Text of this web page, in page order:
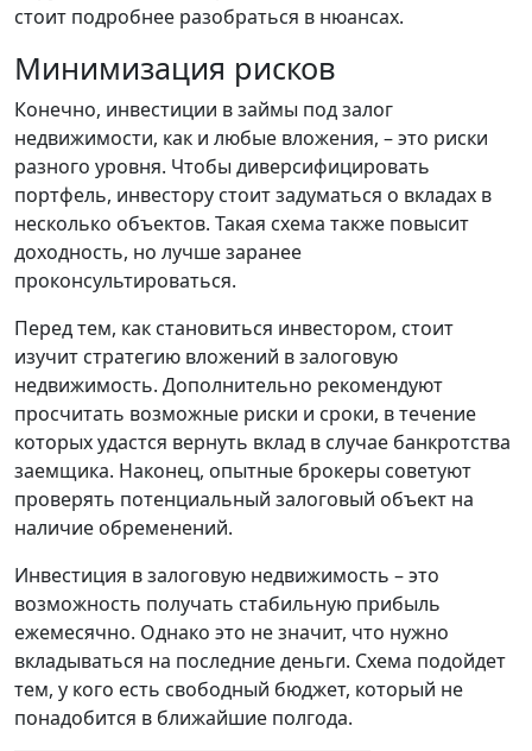
стоит подробнее разобраться в нюансах.
Минимизация рисков
Конечно, инвестиции в займы под залог
недвижимости, как и любые вложения, – это риски
разного уровня. Чтобы диверсифицировать
портфель, инвестору стоит задуматься о вкладах в
несколько объектов. Такая схема также повысит
доходность, но лучше заранее
проконсультироваться.
Перед тем, как становиться инвестором, стоит
изучит стратегию вложений в залоговую
недвижимость. Дополнительно рекомендуют
просчитать возможные риски и сроки, в течение
которых удастся вернуть вклад в случае банкротства
заемщика. Наконец, опытные брокеры советуют
проверять потенциальный залоговый объект на
наличие обременений.
Инвестиция в залоговую недвижимость – это
возможность получать стабильную прибыль
ежемесячно. Однако это не значит, что нужно
вкладываться на последние деньги. Схема подойдет
тем, у кого есть свободный бюджет, который не
понадобится в ближайшие полгода.